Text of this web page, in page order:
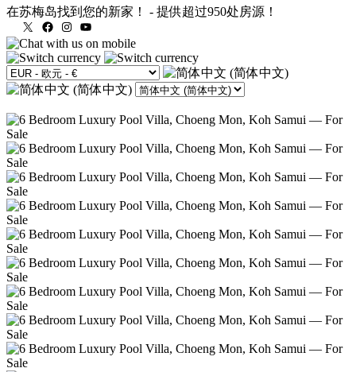
在苏梅岛找到您的新家！ - 提供超过950处房源！
X
FacebookInstagram